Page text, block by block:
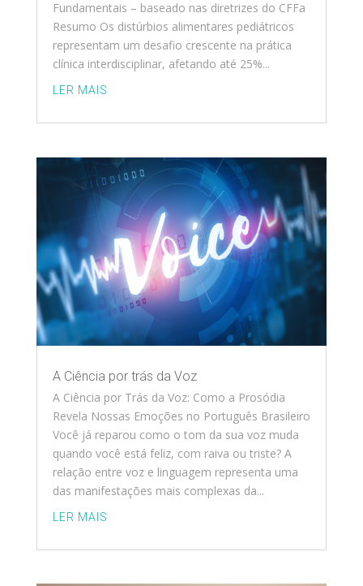
Fundamentais – baseado nas diretrizes do CFFa
Resumo Os distúrbios alimentares pediátricos
representam um desafio crescente na prática
clínica interdisciplinar, afetando até 25%...
LER MAIS
A Ciência por trás da Voz
A Ciência por Trás da Voz: Como a Prosódia
Revela Nossas Emoções no Português Brasileiro
Você já reparou como o tom da sua voz muda
quando você está feliz, com raiva ou triste? A
relação entre voz e linguagem representa uma
das manifestações mais complexas da...
LER MAIS